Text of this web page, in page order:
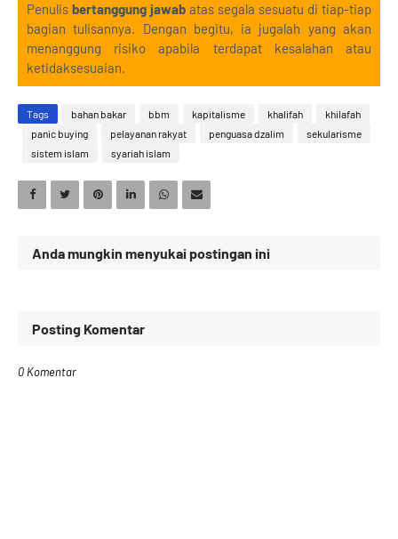
Penulis bertanggung jawab atas segala sesuatu di tiap-tiap
bagian tulisannya. Dengan begitu, ia jugalah yang akan
menanggung risiko apabila terdapat kesalahan atau
ketidaksesuaian.
Tags bahan bakar bbm kapitalisme khalifah
khilafah
panic buying
pelayanan rakyat penguasa dzalim
sekularisme
sistem islam
syariah islam
Anda mungkin menyukai postingan ini
Posting Komentar
0 Komentar